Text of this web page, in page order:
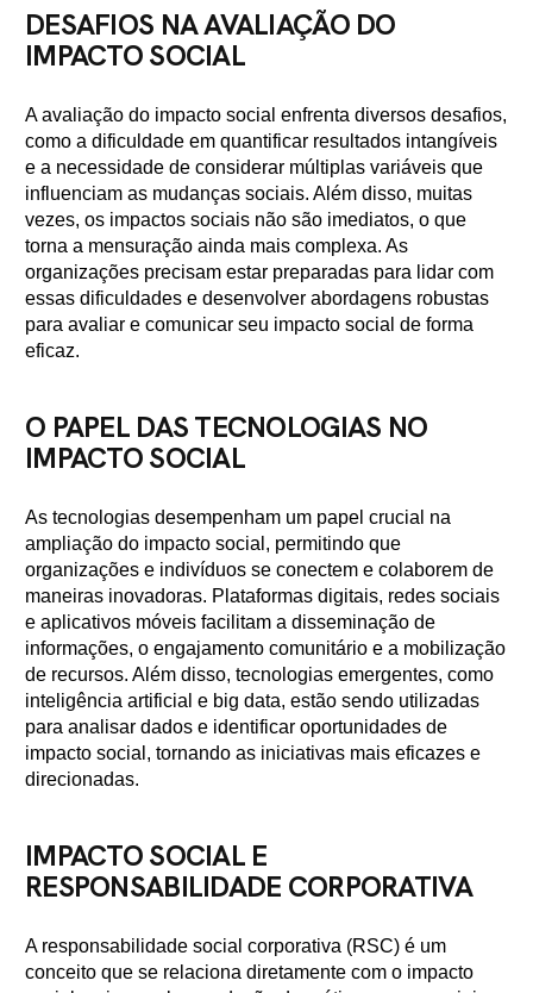
DESAFIOS NA AVALIAÇÃO DO
IMPACTO SOCIAL
A avaliação do impacto social enfrenta diversos desafios,
como a dificuldade em quantificar resultados intangíveis
e a necessidade de considerar múltiplas variáveis que
influenciam as mudanças sociais. Além disso, muitas
vezes, os impactos sociais não são imediatos, o que
torna a mensuração ainda mais complexa. As
organizações precisam estar preparadas para lidar com
essas dificuldades e desenvolver abordagens robustas
para avaliar e comunicar seu impacto social de forma
eficaz.
O PAPEL DAS TECNOLOGIAS NO
IMPACTO SOCIAL
As tecnologias desempenham um papel crucial na
ampliação do impacto social, permitindo que
organizações e indivíduos se conectem e colaborem de
maneiras inovadoras. Plataformas digitais, redes sociais
e aplicativos móveis facilitam a disseminação de
informações, o engajamento comunitário e a mobilização
de recursos. Além disso, tecnologias emergentes, como
inteligência artificial e big data, estão sendo utilizadas
para analisar dados e identificar oportunidades de
impacto social, tornando as iniciativas mais eficazes e
direcionadas.
IMPACTO SOCIAL E
RESPONSABILIDADE CORPORATIVA
A responsabilidade social corporativa (RSC) é um
conceito que se relaciona diretamente com o impacto